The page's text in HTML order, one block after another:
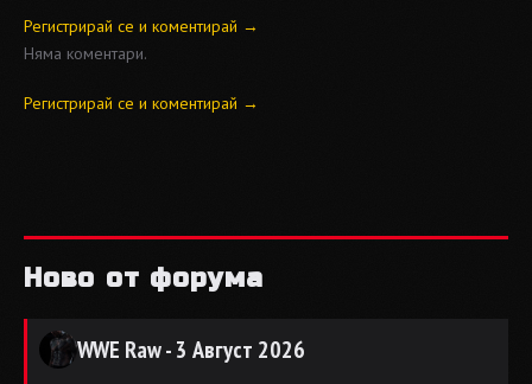
Регистрирай се и коментирай →
Няма коментари.
Регистрирай се и коментирай →
Ново от форума
WWE Raw - 3 Август 2026